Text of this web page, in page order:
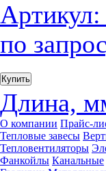
по
Купить
Длина,
О компании Прайс-
Тепловые завесы
Тепловентиляторы
Фанкойлы Канальные